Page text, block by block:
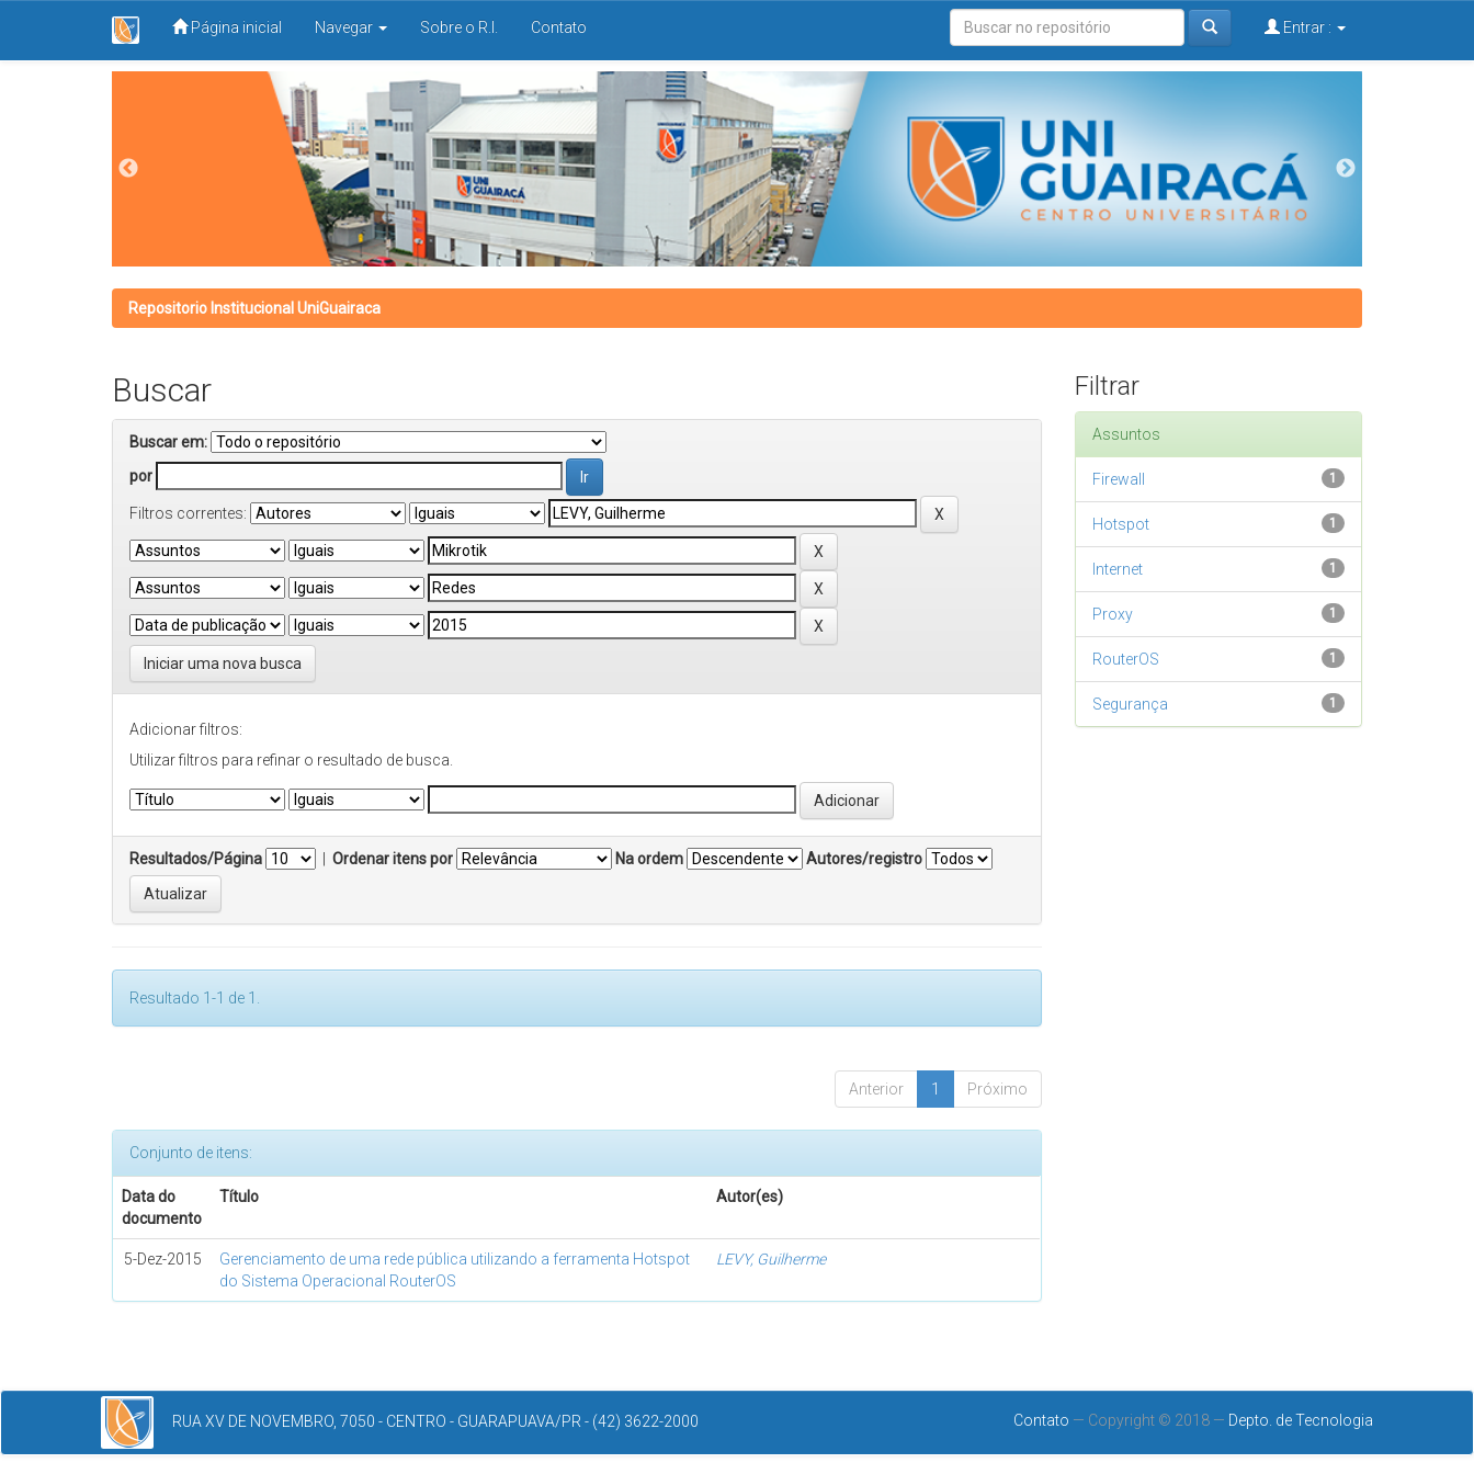
Página inicial Navegar Sobre o R.I. Contato Entrar :
Repositorio Institucional UniGuairaca
Buscar
Buscar em:
por
Filtros correntes:
Iniciar uma nova busca
Adicionar filtros:
Utilizar filtros para refinar o resultado de busca.
Resultados/Página Ordenar itens por Na ordem Autores/registro
Resultado 1-1 de 1.
Anterior 1 Próximo
Conjunto de itens:
Data do
documento
Título Autor(es)
5-Dez-2015
Gerenciamento de uma rede pública utilizando a ferramenta Hotspot
do Sistema Operacional RouterOS
LEVY, Guilherme
Filtrar
Assuntos
1
Firewall
1
Hotspot
1
Internet
1
Proxy
1
RouterOS
1
Segurança
RUA XV DE NOVEMBRO, 7050 - CENTRO - GUARAPUAVA/PR - (42) 3622-2000 Contato — Copyright © 2018 — Depto. de Tecnologia